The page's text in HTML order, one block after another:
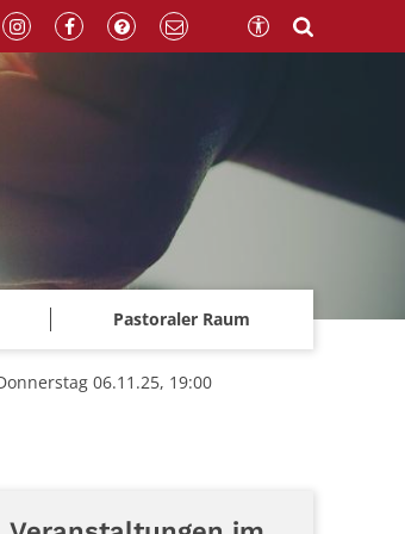
Pastoraler Raum
06.11.25, 19:00